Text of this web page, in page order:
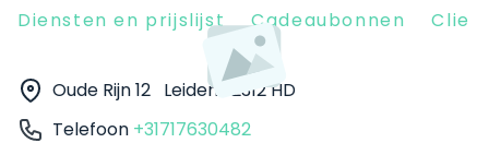
Diensten en prijslijst Cadeaubonnen
Oude Rijn 12 Leiden 2312 HD
Telefoon +31717630482